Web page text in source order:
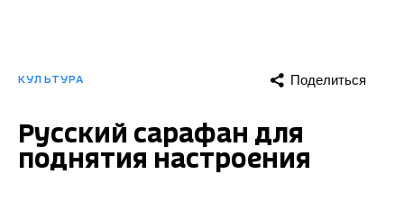
КУЛЬТУРА Поделиться
Русский сарафан для
поднятия настроения